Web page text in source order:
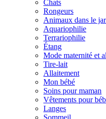
Chats
Rongeurs
Animaux dans le
Aquariophilie
Terrariophilie
Étang
Mode maternité et
Tire-lait
Allaitement
Mon bébé
Soins pour maman
Vêtements pour
Langes
Sommeil